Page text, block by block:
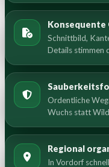
Schnittbild,
Details stimmen
Ordentliche
Wuchs statt
Regional
In Vordorf